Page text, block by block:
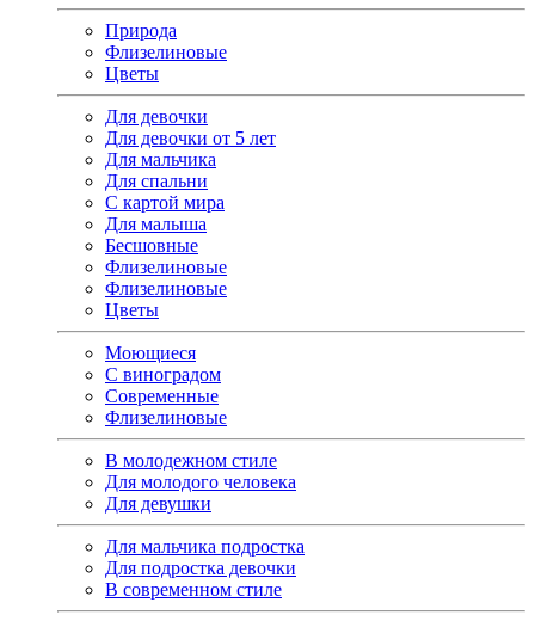
Природа
Флизелиновые
Цветы
Для девочки
Для девочки от 5 лет
Для мальчика
Для спальни
С картой мира
Для малыша
Бесшовные
Флизелиновые
Флизелиновые
Цветы
Моющиеся
С виноградом
Современные
Флизелиновые
В молодежном стиле
Для молодого человека
Для девушки
Для мальчика подростка
Для подростка девочки
В современном стиле